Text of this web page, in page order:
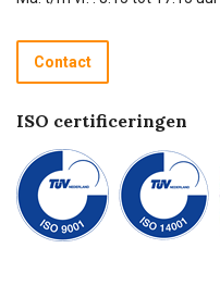
Recycle programma
Betalen
Contact
ISO certificeringen